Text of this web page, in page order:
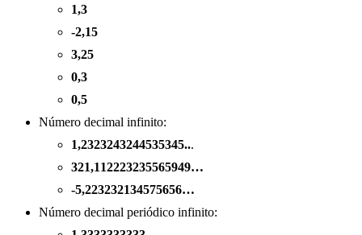
1,3
-2,15
3,25
0,3
0,5
Número decimal infinito:
1,2323243244535345...
321,112223235565949…
-5,223232134575656…
Número decimal periódico infinito: